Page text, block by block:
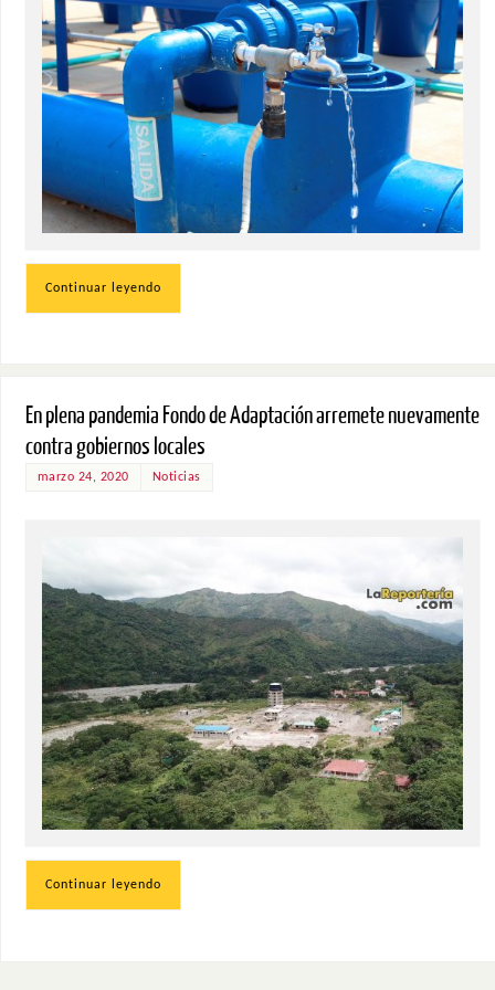
Continuar leyendo
En plena pandemia Fondo de Adaptación arremete nuevamente
contra gobiernos locales
marzo 24, 2020 Noticias
Continuar leyendo